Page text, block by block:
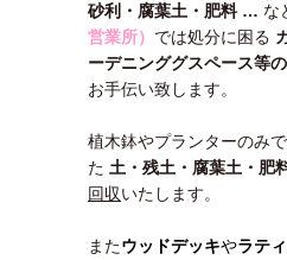
砂利・腐葉土・肥料 … な
営業所） では処分に困る
ーデニンググスペース等
お手伝い致します。
植木鉢やプランターのみ
た 土・残土・腐葉土・肥
回収いたします。
またウッドデッキやラテ